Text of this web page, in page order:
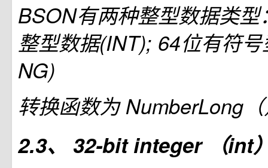
BSON有两种整型数据类型
整型数据(INT); 64位有符
NG)
转换函数为 NumberLong
2.3、 32-bit integer （int